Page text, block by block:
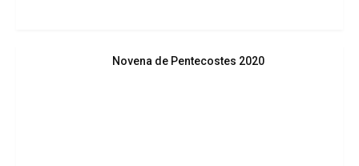
Novena de Pentecostes 2020